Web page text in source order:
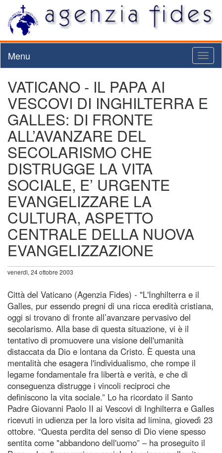
Menu
VATICANO - IL PAPA AI
VESCOVI DI INGHILTERRA E
GALLES: DI FRONTE
ALL’AVANZARE DEL
SECOLARISMO CHE
DISTRUGGE LA VITA
SOCIALE, E’ URGENTE
EVANGELIZZARE LA
CULTURA, ASPETTO
CENTRALE DELLA NUOVA
EVANGELIZZAZIONE
venerdì, 24 ottobre 2003
Città del Vaticano (Agenzia Fides) - "L'Inghilterra e il
Galles, pur essendo pregni di una ricca eredità cristiana,
oggi si trovano di fronte all’avanzare pervasivo del
secolarismo. Alla base di questa situazione, vi è il
tentativo di promuovere una visione dell'umanità
distaccata da Dio e lontana da Cristo. È questa una
mentalità che esagera l'individualismo, che rompe il
legame fondamentale fra libertà e verità, e che di
conseguenza distrugge i vincoli reciproci che
definiscono la vita sociale.” Lo ha ricordato il Santo
Padre Giovanni Paolo II ai Vescovi di Inghilterra e Galles
ricevuti in udienza per la loro visita ad limina, giovedì 23
ottobre. “Questa perdita del senso di Dio viene spesso
sentita come "abbandono dell'uomo” – ha proseguito il